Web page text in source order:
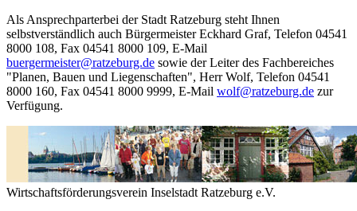
Als Ansprechparterbei der Stadt Ratzeburg steht Ihnen
selbstverständlich auch Bürgermeister Eckhard Graf, Telefon 04541
8000 108, Fax 04541 8000 109, E-Mail
buergermeister@ratzeburg.de sowie der Leiter des Fachbereiches
"Planen, Bauen und Liegenschaften", Herr Wolf, Telefon 04541
8000 160, Fax 04541 8000 9999, E-Mail wolf@ratzeburg.de zur
Verfügung.
Wirtschaftsförderungsverein Inselstadt Ratzeburg e.V.